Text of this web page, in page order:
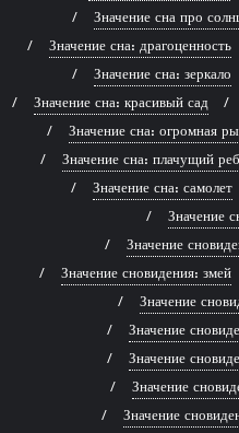
Значение сна про
Значение сна: драгоценность
Значение сна: зеркало
Значение сна: красивый сад
Значение сна: огромная
Значение сна: плачущий
Значение сна: самолет
Значение
Значение
Значение сновидения: змей
Значение
Значение
Значение
Значение
Значение